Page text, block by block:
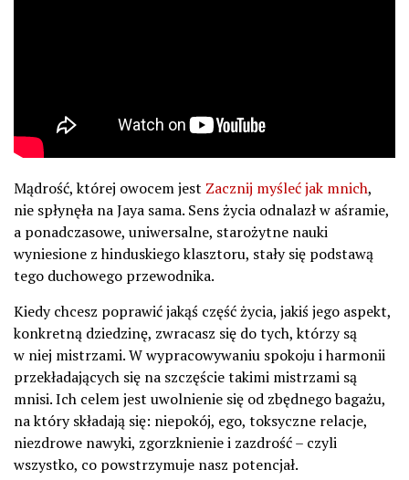
Mądrość, której owocem jest Zacznij myśleć jak mnich,
nie spłynęła na Jaya sama. Sens życia odnalazł w aśramie,
a ponadczasowe, uniwersalne, starożytne nauki
wyniesione z hinduskiego klasztoru, stały się podstawą
tego duchowego przewodnika.
Kiedy chcesz poprawić jakąś część życia, jakiś jego aspekt,
konkretną dziedzinę, zwracasz się do tych, którzy są
w niej mistrzami. W wypracowywaniu spokoju i harmonii
przekładających się na szczęście takimi mistrzami są
mnisi. Ich celem jest uwolnienie się od zbędnego bagażu,
na który składają się: niepokój, ego, toksyczne relacje,
niezdrowe nawyki, zgorzknienie i zazdrość – czyli
wszystko, co powstrzymuje nasz potencjał.